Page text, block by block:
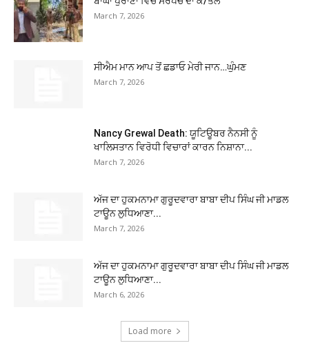
March 7, 2026
ਸੀਐਮ ਮਾਨ ਆਪ ਤੋਂ ਛਡਾਓ ਮੇਰੀ ਜਾਨ…ਘੁੰਮਣ
March 7, 2026
Nancy Grewal Death: ਯੂਟਿਊਬਰ ਨੈਨਸੀ ਨੂੰ
ਖਾਲਿਸਤਾਨ ਵਿਰੋਧੀ ਵਿਚਾਰਾਂ ਕਾਰਨ ਨਿਸ਼ਾਨਾ...
March 7, 2026
ਅੱਜ ਦਾ ਹੁਕਮਨਾਮਾ ਗੁਰੂਦਵਾਰਾ ਬਾਬਾ ਦੀਪ ਸਿੰਘ ਜੀ ਮਾਡਲ
ਟਾਊਨ ਲੁਧਿਆਣਾ...
March 7, 2026
ਅੱਜ ਦਾ ਹੁਕਮਨਾਮਾ ਗੁਰੂਦਵਾਰਾ ਬਾਬਾ ਦੀਪ ਸਿੰਘ ਜੀ ਮਾਡਲ
ਟਾਊਨ ਲੁਧਿਆਣਾ...
March 6, 2026
Load more